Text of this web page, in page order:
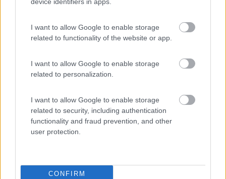
I want to allow Google to enable storage
related to functionality of the website or app.
I want to allow Google to enable storage
related to personalization.
I want to allow Google to enable storage
related to security, including authentication
functionality and fraud prevention, and other
user protection.
CONFIRM
Villa San Pietro (CA) - 23.2km
S.da Vicinale Bia Monti, sn